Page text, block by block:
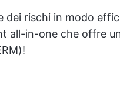
rischi in modo
all-in-one che offre